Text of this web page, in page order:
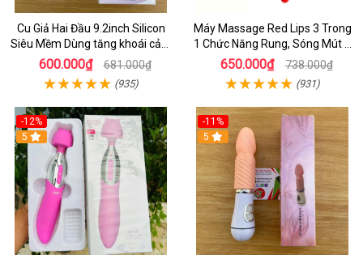
Cu Giả Hai Đầu 9.2inch Silicon
Siêu Mềm Dùng tăng khoái cảm
khi quan hệ
600.000₫ 681.000₫
(935)
Máy Massage Red Lips 3 Trong
1 Chức Năng Rung, Sóng Mút &
Đá Lưỡi Mềm Mại
650.000₫ 738.000₫
(931)
-12%
5
-11%
5